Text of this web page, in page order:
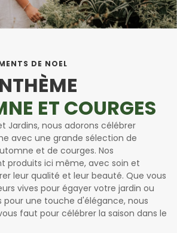
DE NOEL
ET COURGES
Jardins, nous adorons célébrer
avec une grande sélection de
et de courges. Nos
produits ici même, avec soin et
leur qualité et leur beauté. Que vous
vives pour égayer votre jardin ou
pour une touche d'élégance, nous
faut pour célébrer la saison dans le